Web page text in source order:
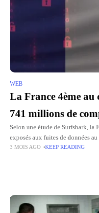
WEB
La France 4ème au
741 millions de
Selon une étude de Surfshark, la
exposés aux fuites de données
comptes compromis depuis 2004,
3 MOIS AGO KEEP READING
Top Picks for You